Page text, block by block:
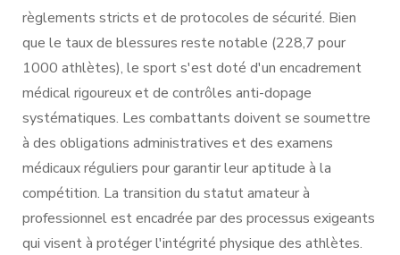
règlements stricts et de protocoles de sécurité. Bien
que le taux de blessures reste notable (228,7 pour
1000 athlètes), le sport s'est doté d'un encadrement
médical rigoureux et de contrôles anti-dopage
systématiques. Les combattants doivent se soumettre
à des obligations administratives et des examens
médicaux réguliers pour garantir leur aptitude à la
compétition. La transition du statut amateur à
professionnel est encadrée par des processus exigeants
qui visent à protéger l'intégrité physique des athlètes.